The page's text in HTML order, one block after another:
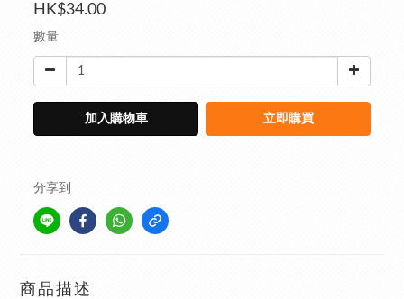
HK$34.00
數量
加入購物車 立即購買
分享到
商品描述